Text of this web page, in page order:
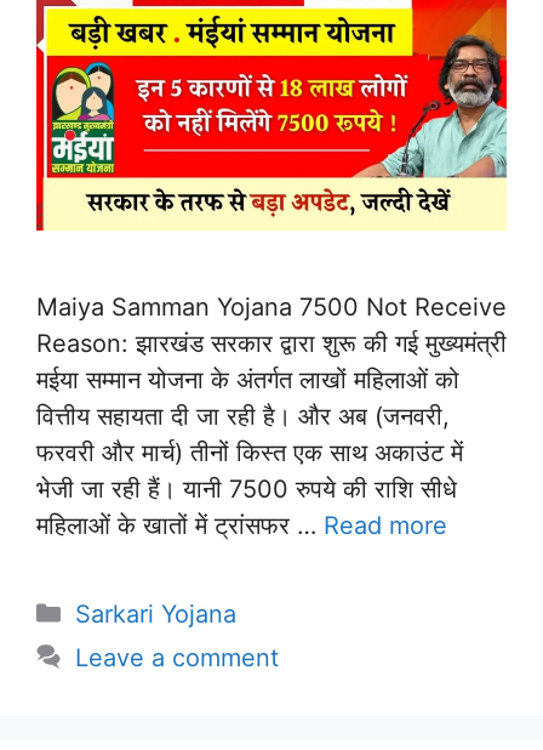
Maiya Samman Yojana 7500 Not Receive
Reason: झारखंड सरकार द्वारा शुरू की गई मुख्यमंत्री
मईया सम्मान योजना के अंतर्गत लाखों महिलाओं को
वित्तीय सहायता दी जा रही है। और अब (जनवरी,
फरवरी और मार्च) तीनों किस्त एक साथ अकाउंट में
भेजी जा रही हैं। यानी 7500 रुपये की राशि सीधे
महिलाओं के खातों में ट्रांसफर … Read more
Categories
Sarkari Yojana
Leave a comment